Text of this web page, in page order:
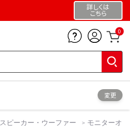
詳しくは
こちら
0
変更
スピーカー・ウーファー
モニターオ